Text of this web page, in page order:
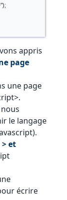
appris
page
une page
nous
le langage
et
écrire